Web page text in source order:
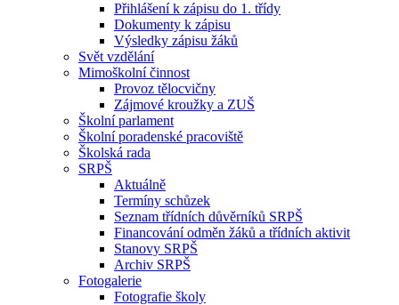
Přihlášení k zápisu do 1. třídy
Dokumenty k zápisu
Výsledky zápisu žáků
Svět vzdělání
Mimoškolní činnost
Provoz tělocvičny
Zájmové kroužky a ZUŠ
Školní parlament
Školní poradenské pracoviště
Školská rada
SRPŠ
Aktuálně
Termíny schůzek
Seznam třídních důvěrníků SRPŠ
Financování odměn žáků a třídních aktivit
Stanovy SRPŠ
Archiv SRPŠ
Fotogalerie
Fotografie školy